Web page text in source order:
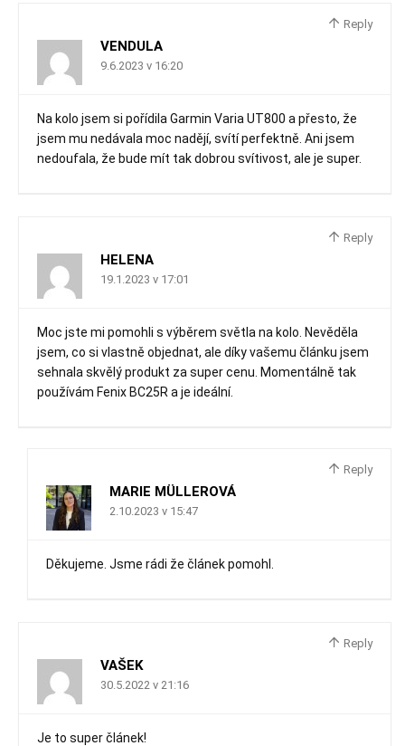
Reply
VENDULA
9.6.2023 v 16:20
Na kolo jsem si pořídila Garmin Varia UT800 a přesto, že
jsem mu nedávala moc nadějí, svítí perfektně. Ani jsem
nedoufala, že bude mít tak dobrou svítivost, ale je super.
Reply
HELENA
19.1.2023 v 17:01
Moc jste mi pomohli s výběrem světla na kolo. Nevěděla
jsem, co si vlastně objednat, ale díky vašemu článku jsem
sehnala skvělý produkt za super cenu. Momentálně tak
používám Fenix BC25R a je ideální.
Reply
MARIE MÜLLEROVÁ
2.10.2023 v 15:47
Děkujeme. Jsme rádi že článek pomohl.
Reply
VAŠEK
30.5.2022 v 21:16
Je to super článek!